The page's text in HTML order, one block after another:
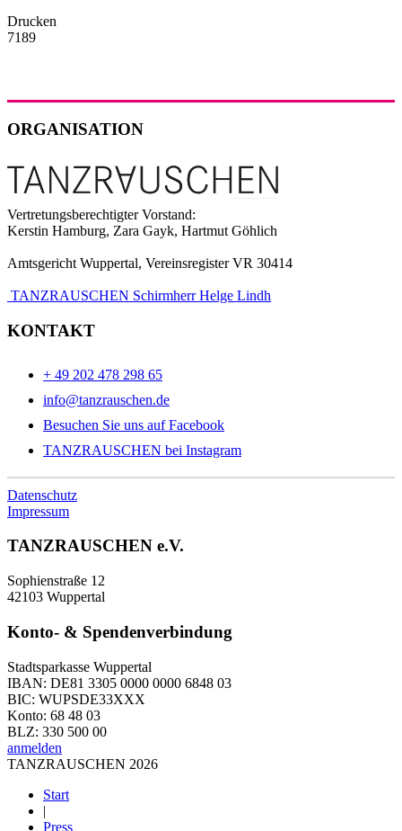
Drucken
7189
ORGANISATION
Vertretungsberechtigter Vorstand:
Kerstin Hamburg, Zara Gayk, Hartmut Göhlich
Amtsgericht Wuppertal, Vereinsregister VR 30414
TANZRAUSCHEN Schirmherr Helge Lindh
KONTAKT
+ 49 202 478 298 65
info@tanzrauschen.de
Besuchen Sie uns auf Facebook
TANZRAUSCHEN bei Instagram
Datenschutz
Impressum
TANZRAUSCHEN e.V.
Sophienstraße 12
42103 Wuppertal
Konto- & Spendenverbindung
Stadtsparkasse Wuppertal
IBAN: DE81 3305 0000 0000 6848 03
BIC: WUPSDE33XXX
Konto: 68 48 03
BLZ: 330 500 00
anmelden
TANZRAUSCHEN 2026
Start
|
Press